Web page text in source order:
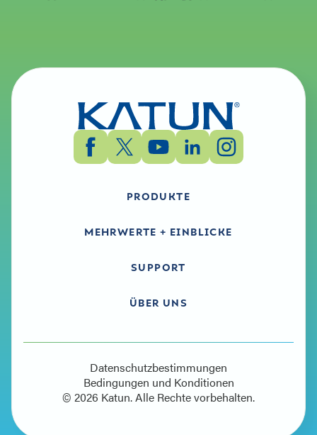
PRODUKTE
MEHRWERTE + EINBLICKE
SUPPORT
ÜBER UNS
© 2026 Katun. Alle Rechte vorbehalten.
Datenschutzbestimmungen
Bedingungen und Konditionen